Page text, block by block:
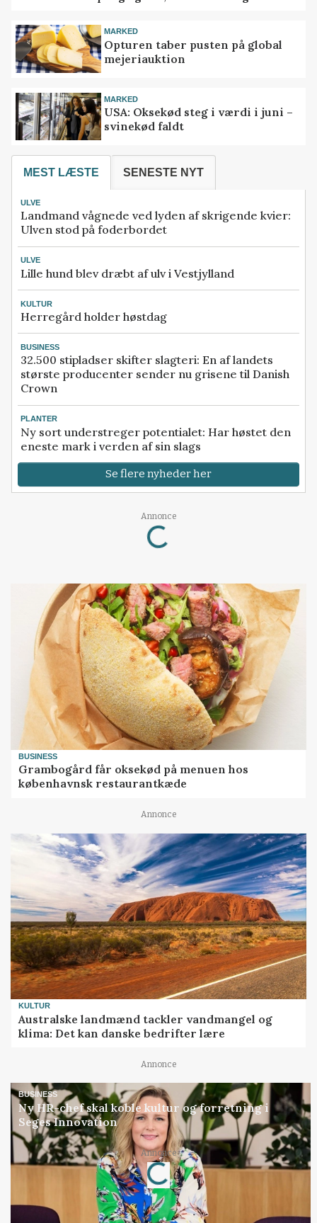
MARKED
Opturen taber pusten på global
mejeriauktion
MARKED
USA: Oksekød steg i værdi i juni –
svinekød faldt
MEST LÆSTE SENESTE NYT
ULVE
Landmand vågnede ved lyden af skrigende kvier:
Ulven stod på foderbordet
ULVE
Lille hund blev dræbt af ulv i Vestjylland
KULTUR
Herregård holder høstdag
BUSINESS
32.500 stipladser skifter slagteri: En af landets
største producenter sender nu grisene til Danish
Crown
PLANTER
Ny sort understreger potentialet: Har høstet den
eneste mark i verden af sin slags
Se flere nyheder her
Annonce
Loading...
BUSINESS
Grambogård får oksekød på menuen hos
københavnsk restaurantkæde
Annonce
KULTUR
Australske landmænd tackler vandmangel og
klima: Det kan danske bedrifter lære
Annonce
BUSINESS
Ny HR-chef skal koble kultur og forretning i
Seges Innovation
Annonce
Loading...